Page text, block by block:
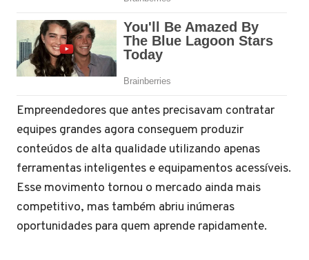
Empreendedores que antes precisavam contratar
equipes grandes agora conseguem produzir
conteúdos de alta qualidade utilizando apenas
ferramentas inteligentes e equipamentos acessíveis.
Esse movimento tornou o mercado ainda mais
competitivo, mas também abriu inúmeras
oportunidades para quem aprende rapidamente.